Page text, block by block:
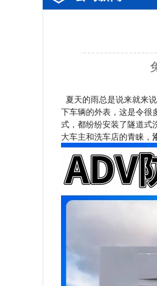
夏天的雨总是说来就来
下车辆的外表，这是令很
式，都纷纷安装了隧道式
大车主和洗车店的青睐，